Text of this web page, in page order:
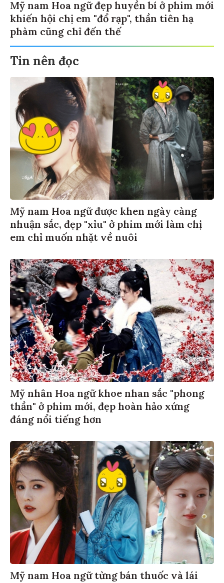
Mỹ nam Hoa ngữ đẹp huyền bí ở phim mới
khiến hội chị em "đổ rạp", thần tiên hạ
phàm cũng chỉ đến thế
Tin nên đọc
Mỹ nam Hoa ngữ được khen ngày càng
nhuận sắc, đẹp "xỉu" ở phim mới làm chị
em chỉ muốn nhặt về nuôi
Mỹ nhân Hoa ngữ khoe nhan sắc "phong
thần" ở phim mới, đẹp hoàn hảo xứng
đáng nổi tiếng hơn
Mỹ nam Hoa ngữ từng bán thuốc và lái